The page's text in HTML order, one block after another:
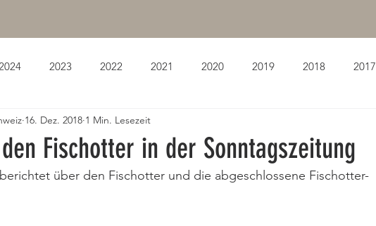
2024 2023 2022 2021 2020 2019 2018 2017
Fischotter in der Sonntagszeitung
16. Dez. 2018 1 Min. Lesezeit
über den Fischotter und die abgeschlossene Fischotter-